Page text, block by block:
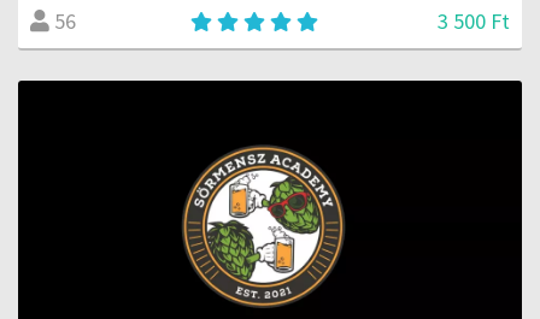
56 3 500 Ft